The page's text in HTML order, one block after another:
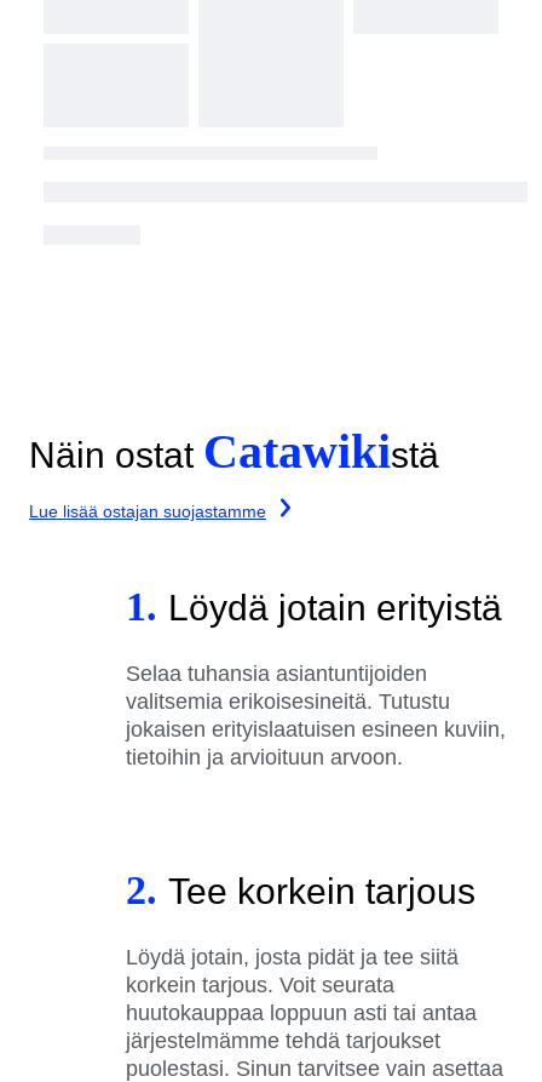
Näin ostat Catawikistä
Lue lisää ostajan suojastamme
1. Löydä jotain erityistä
Selaa tuhansia asiantuntijoiden
valitsemia erikoisesineitä. Tutustu
jokaisen erityislaatuisen esineen kuviin,
tietoihin ja arvioituun arvoon.
2. Tee korkein tarjous
Löydä jotain, josta pidät ja tee siitä
korkein tarjous. Voit seurata
huutokauppaa loppuun asti tai antaa
järjestelmämme tehdä tarjoukset
puolestasi. Sinun tarvitsee vain asettaa